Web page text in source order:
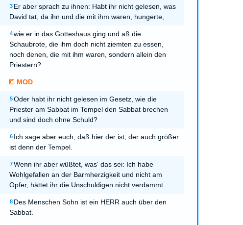
3 Er aber sprach zu ihnen: Habt ihr nicht gelesen, was
David tat, da ihn und die mit ihm waren, hungerte,
4 wie er in das Gotteshaus ging und aß die
Schaubrote, die ihm doch nicht ziemten zu essen,
noch denen, die mit ihm waren, sondern allein den
Priestern?
MOD
5 Oder habt ihr nicht gelesen im Gesetz, wie die
Priester am Sabbat im Tempel den Sabbat brechen
und sind doch ohne Schuld?
6 Ich sage aber euch, daß hier der ist, der auch größer
ist denn der Tempel.
7 Wenn ihr aber wüßtet, was' das sei: Ich habe
Wohlgefallen an der Barmherzigkeit und nicht am
Opfer, hättet ihr die Unschuldigen nicht verdammt.
8 Des Menschen Sohn ist ein HERR auch über den
Sabbat.